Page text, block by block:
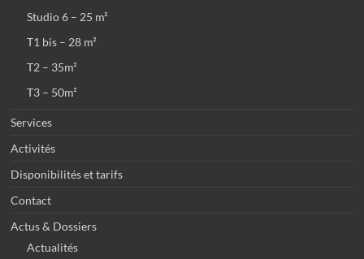
Studio 6 – 25 m²
T1 bis – 28 m²
T2 – 35m²
T3 – 50m²
Services
Activités
Disponibilités et tarifs
Contact
Actus & Dossiers
Actualités